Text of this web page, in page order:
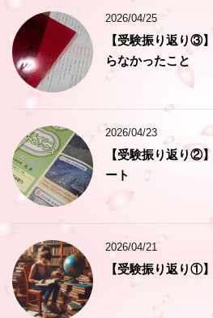
2026/04/25
【受験振り返り③
らなかったこと
2026/04/23
【受験振り返り②
ート
2026/04/21
【受験振り返り①